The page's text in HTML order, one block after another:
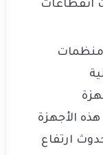
انقطاعات
منظمات
الأجهزة
ارتفاع